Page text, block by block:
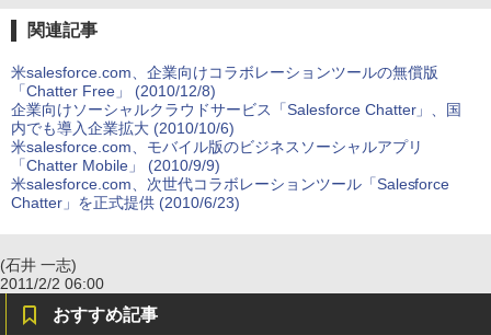
関連記事
米salesforce.com、企業向けコラボレーションツールの無償版
「Chatter Free」 (2010/12/8)
企業向けソーシャルクラウドサービス「Salesforce Chatter」、国
内でも導入企業拡大 (2010/10/6)
米salesforce.com、モバイル版のビジネスソーシャルアプリ
「Chatter Mobile」 (2010/9/9)
米salesforce.com、次世代コラボレーションツール「Salesforce
Chatter」を正式提供 (2010/6/23)
(石井 一志)
2011/2/2 06:00
おすすめ記事